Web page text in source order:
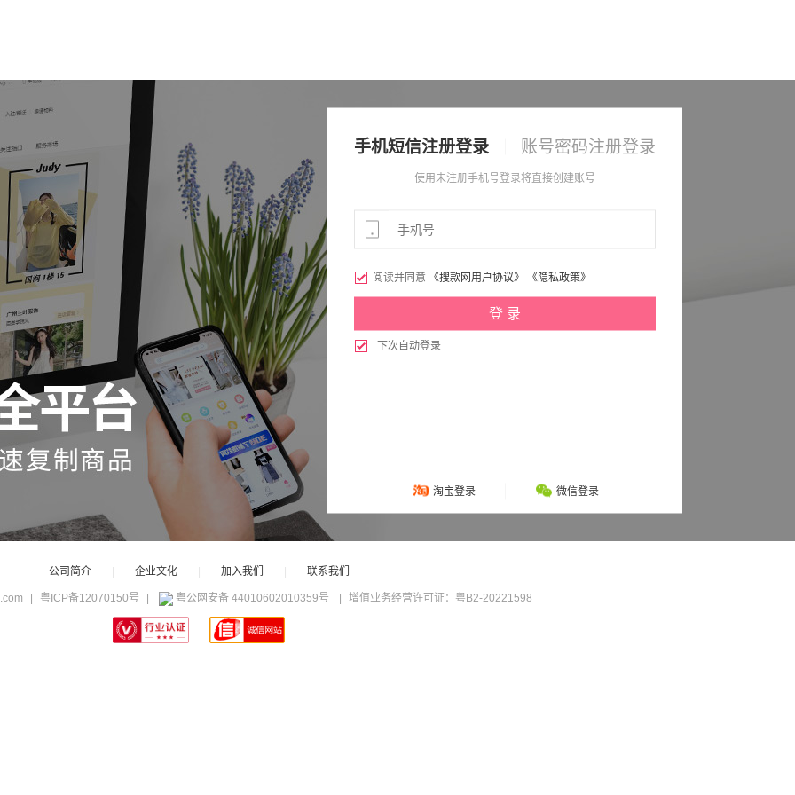
手机短信注册登录 账号密码注册登录
使用未注册手机号登录将直接创建账号
 阅读并同意 《搜款网用户协议》 《隐私政策》
 下次自动登录
淘宝登录 微信登录
公司简介 企业文化 加入我们 联系我们
粤ICP备12070150号 粤公网安备 44010602010359号 增值业务经营许可证：粤B2-20221598